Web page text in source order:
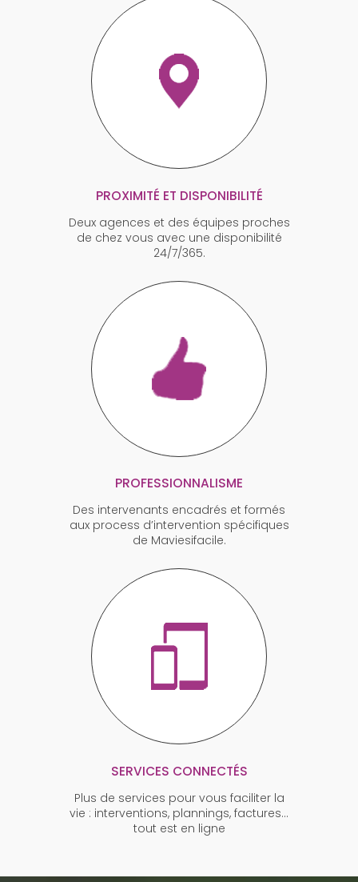
PROXIMITÉ ET DISPONIBILITÉ
Deux agences et des équipes proches
de chez vous avec une disponibilité
24/7/365.
PROFESSIONNALISME
Des intervenants encadrés et formés
aux process d’intervention spécifiques
de Maviesifacile.
SERVICES CONNECTÉS
Plus de services pour vous faciliter la
vie : interventions, plannings, factures…
tout est en ligne